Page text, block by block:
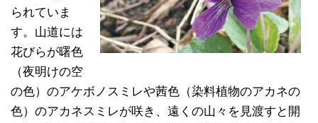
られていま
す。山道には
花びらが曙色
（夜明けの空
の色）のアケボノスミレや茜色（染料植物のアカネの
色）のアカネスミレが咲き、遠くの山々を見渡すと開